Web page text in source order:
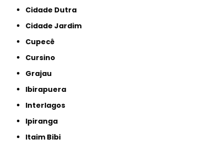
Cidade Dutra
Cidade Jardim
Cupecê
Cursino
Grajau
Ibirapuera
Interlagos
Ipiranga
Itaim Bibi